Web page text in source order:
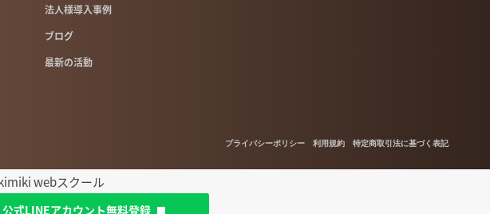
法人様導入事例
ブログ
最新の活動
プライバシーポリシー 利用規約 特定商取引法に基づく表記
webスクール
公式LINEアカウント無料登録